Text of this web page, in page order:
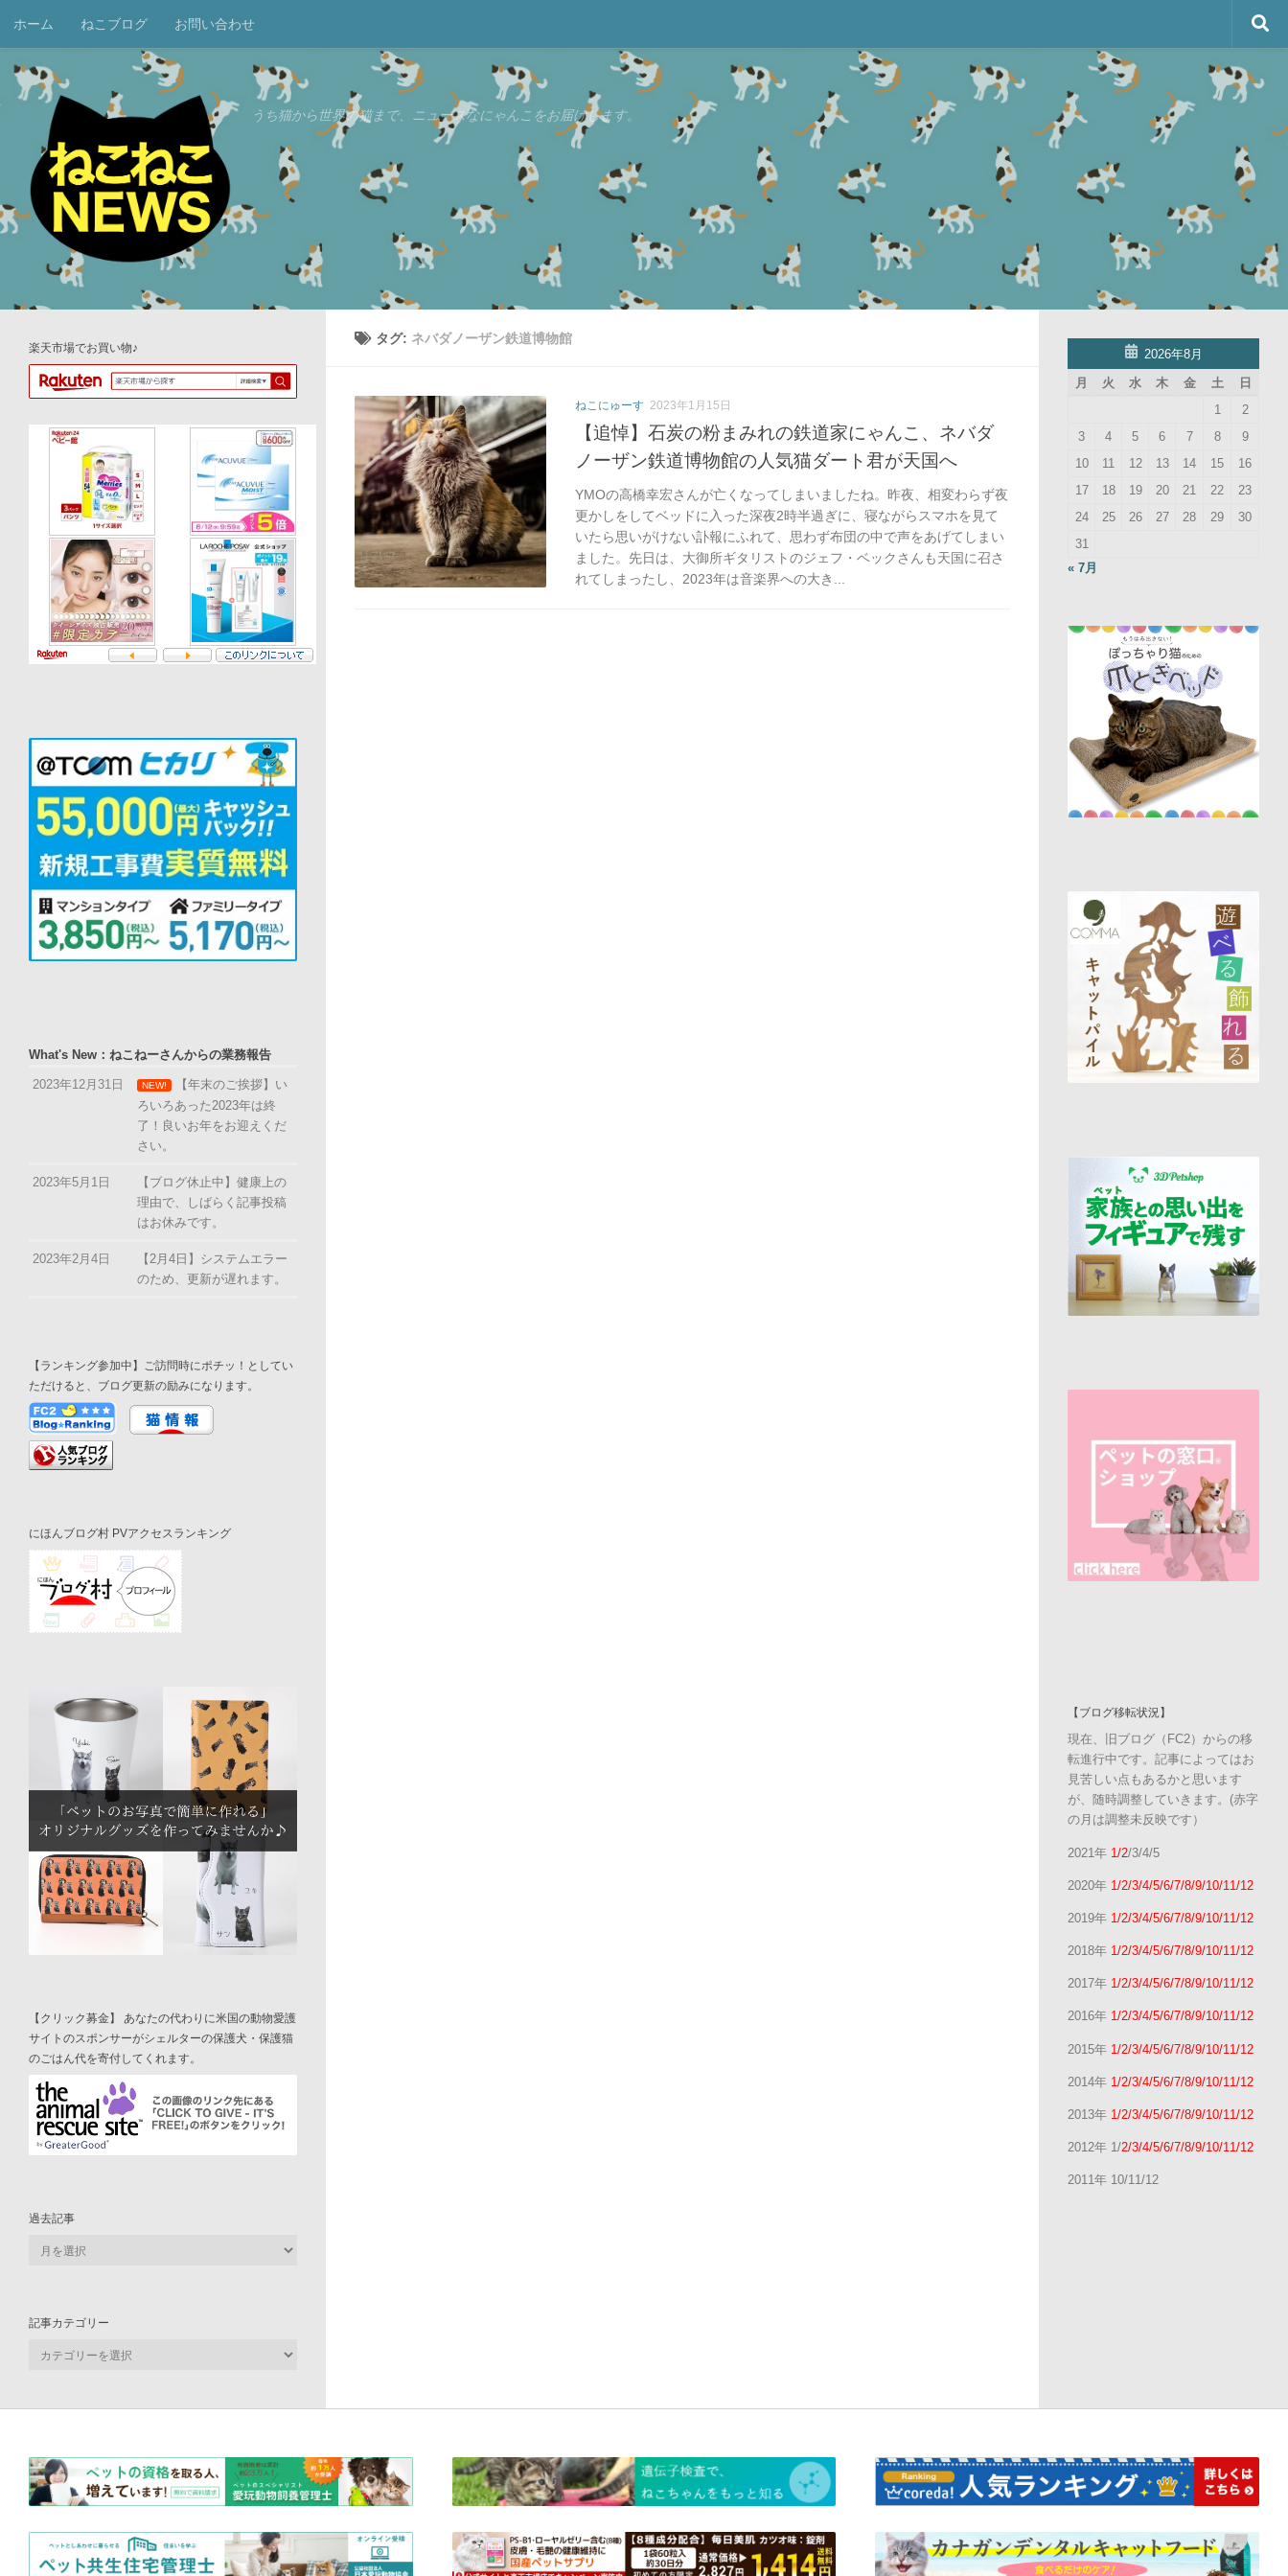
コンテンツへスキップ
ホーム ねこブログ お問い合わせ
うち猫から世界の猫まで、ニュースなにゃんこをお届けします。
タグ: ネバダノーザン鉄道博物館
ねこにゅーす 2023年1月15日
【追悼】石炭の粉まみれの鉄道家にゃんこ、ネバダ
ノーザン鉄道博物館の人気猫ダート君が天国へ
YMOの高橋幸宏さんが亡くなってしまいましたね。昨夜、相変わらず夜
更かしをしてベッドに入った深夜2時半過ぎに、寝ながらスマホを見て
いたら思いがけない訃報にふれて、思わず布団の中で声をあげてしまい
ました。先日は、大御所ギタリストのジェフ・ベックさんも天国に召さ
れてしまったし、2023年は音楽界への大き...
楽天市場でお買い物♪
What's New：ねこねーさんからの業務報告
2023年12月31日 NEW! 【年末のご挨拶】い
ろいろあった2023年は終
了！良いお年をお迎えくだ
さい。
2023年5月1日
【ブログ休止中】健康上の
理由で、しばらく記事投稿
はお休みです。
2023年2月4日
【2月4日】システムエラー
のため、更新が遅れます。
【ランキング参加中】ご訪問時にポチッ！としてい
ただけると、ブログ更新の励みになります。
にほんブログ村 PVアクセスランキング
【クリック募金】 あなたの代わりに米国の動物愛護
サイトのスポンサーがシェルターの保護犬・保護猫
のごはん代を寄付してくれます。
過去記事
記事カテゴリー
テ
ー
2026年8月
月
火 水 木 金 土
日
1
2
3
4 5 6 7 8
9
10
11 12 13 14 15
16
17
18 19 20 21 22
23
24
25 26 27 28 29
30
31
« 7月
【ブログ移転状況】
現在、旧ブログ（FC2）からの移
転進行中です。記事によってはお
見苦しい点もあるかと思います
が、随時調整していきます。(赤字
の月は調整未反映です）
2021年 1/2/3/4/5
2020年 1/2/3/4/5/6/7/8/9/10/11/12
2019年 1/2/3/4/5/6/7/8/9/10/11/12
2018年 1/2/3/4/5/6/7/8/9/10/11/12
2017年 1/2/3/4/5/6/7/8/9/10/11/12
2016年 1/2/3/4/5/6/7/8/9/10/11/12
2015年 1/2/3/4/5/6/7/8/9/10/11/12
2014年 1/2/3/4/5/6/7/8/9/10/11/12
2013年 1/2/3/4/5/6/7/8/9/10/11/12
2012年 1/2/3/4/5/6/7/8/9/10/11/12
2011年 10/11/12